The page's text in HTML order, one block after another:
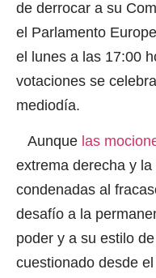
de derrocar a su
el Parlamento
el lunes a las 17:00
votaciones se
mediodía.
Aunque las
extrema derecha y
condenadas al
desafío a la
poder y a su estilo
cuestionado desde